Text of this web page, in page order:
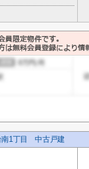
南1丁目 中古戸建